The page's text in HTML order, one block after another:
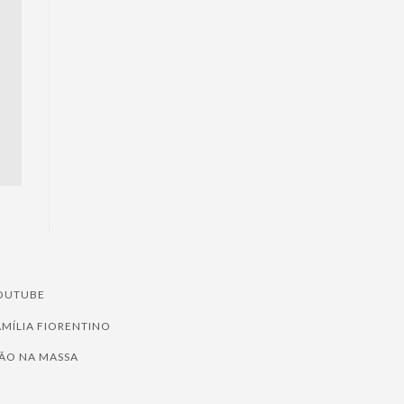
FIORENTINO
NA MASSA